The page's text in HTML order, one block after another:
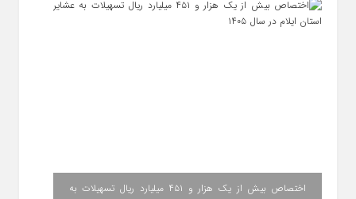
اختصاص بیش از یک هزار و ۴۵۱ میلیارد ریال تسهیلات به